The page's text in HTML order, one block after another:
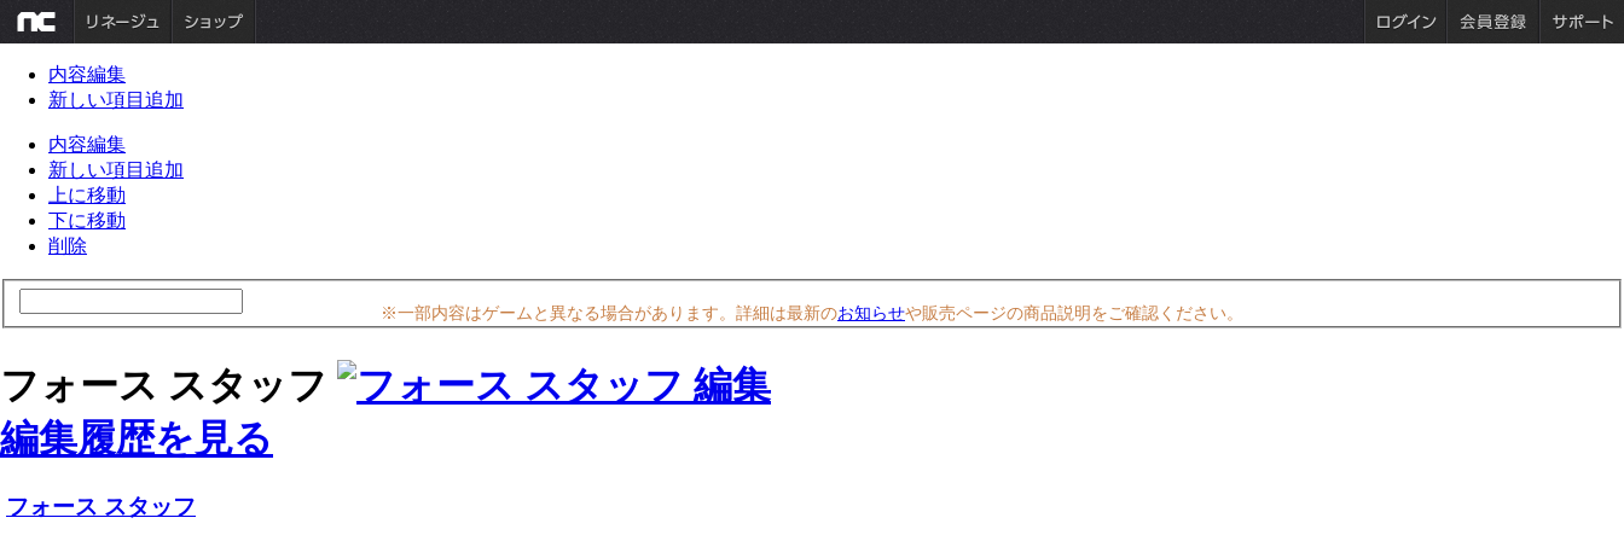
内容編集
新しい項目追加
内容編集
新しい項目追加
上に移動
下に移動
削除
※一部内容はゲームと異なる場合があります。詳細は最新のお知らせや販売ページの商品説明をご確認ください。
フォース スタッフ
編集履歴を見る
フォース スタッフ